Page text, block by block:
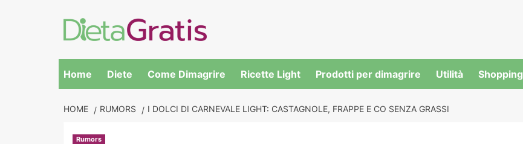
to
content
Home Diete Come Dimagrire Ricette Light Prodotti per dimagrire Utilità Shopping
HOME RUMORS I DOLCI DI CARNEVALE LIGHT: CASTAGNOLE, FRAPPE E CO SENZA GRASSI
Rumors